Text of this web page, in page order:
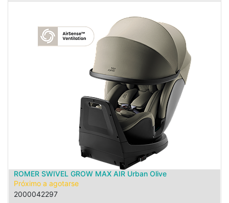
ROMER SWIVEL GROW MAX AIR Urban Olive
Próximo a agotarse
2000042297